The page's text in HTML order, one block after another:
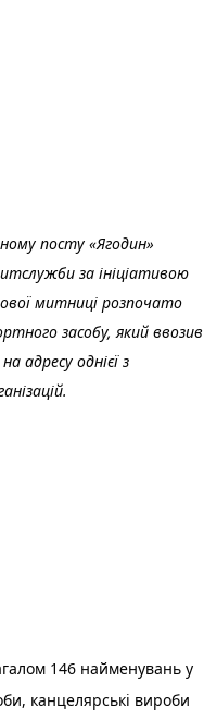
посту «Ягодин»
за ініціативою
митниці розпочато
засобу, який ввозив
адресу однієї з
146 найменувань у
канцелярські вироби